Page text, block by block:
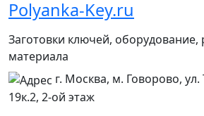
Polyanka-Key.ru
Заготовки ключей, оборудование,
материала
г. Москва, м. Говорово,
19к.2, 2-ой этаж